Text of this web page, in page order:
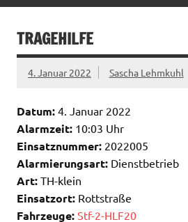
TRAGEHILFE
4. Januar 2022 Sascha Lehmkuhl
Datum: 4. Januar 2022
Alarmzeit: 10:03 Uhr
Einsatznummer: 2022005
Alarmierungsart: Dienstbetrieb
Art: TH-klein
Einsatzort: Rottstraße
Fahrzeuge: Stf-2-HLF20